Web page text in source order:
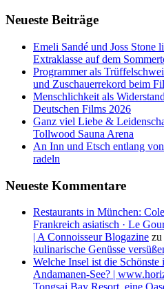
Neueste Beiträge
Emeli Sandé und Joss Stone
Extraklasse auf dem
Programmer als
und Zuschauerrekord beim
Menschlichkeit als
Deutschen Films 2026
Ganz viel Liebe &
Tollwood Sauna Arena
An Inn und Etsch entlang
radeln
Neueste Kommentare
Restaurants in München:
Frankreich asiatisch · Le
| A Connoisseur Blogazine zu
kulinarische Genüsse
Welche Insel ist die Schönste
Andamanen-See? |